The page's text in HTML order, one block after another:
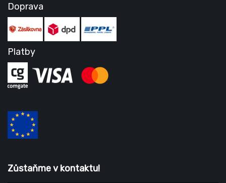
Doprava
Platby
Zůstaňme v kontaktu!